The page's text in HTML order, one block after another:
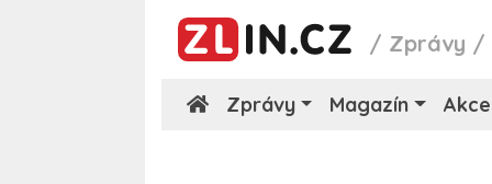
/ Zprávy /
Zprávy Magazín Akce